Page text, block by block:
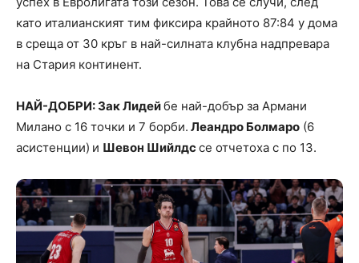
като италианският тим фиксира крайното 87:84 у дома
в среща от 30 кръг в най-силната клубна надпревара
на Стария континент.
НАЙ-ДОБРИ: Зак Лидейбе най-добър за Армани
Милано с 16 точки и 7 борби. Леандро Болмаро (6
асистенции) и Шевон Шийлдссе отчетоха с по 13.